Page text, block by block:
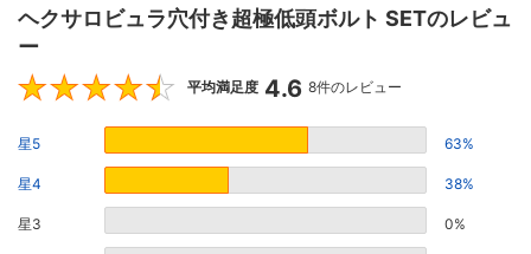
ヘクサロビュラ穴付き超極低頭ボルト SETのレビュ
ー
4.6
平均満足度 4.6 8件のレビュー
星5 63%
星4 38%
星3 0%